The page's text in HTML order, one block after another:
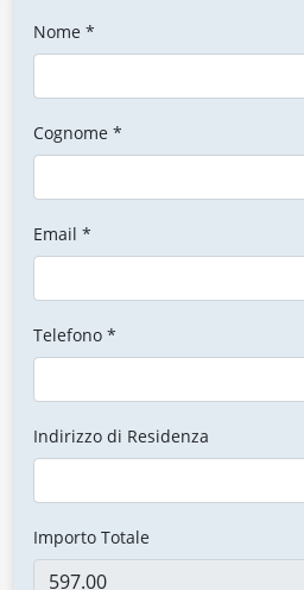
Nome *
Cognome *
Email *
Telefono *
Indirizzo di Residenza
Importo Totale